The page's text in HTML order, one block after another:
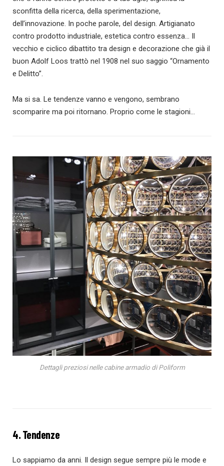
sconfitta della ricerca, della sperimentazione,
dell’innovazione. In poche parole, del design. Artigianato
contro prodotto industriale, estetica contro essenza… Il
vecchio e ciclico dibattito tra design e decorazione che già il
buon Adolf Loos trattò nel 1908 nel suo saggio “Ornamento
e Delitto”.
Ma si sa. Le tendenze vanno e vengono, sembrano
scomparire ma poi ritornano. Proprio come le stagioni…
Dettagli preziosi nelle cabine armadio di Poliform
4. Tendenze
Lo sappiamo da anni. Il design segue sempre più le mode e